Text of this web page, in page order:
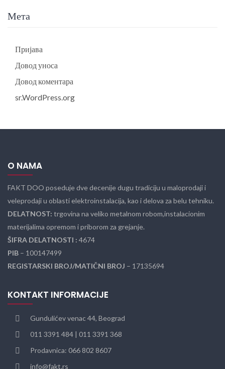
Мета
Пријава
Довод уноса
Довод коментара
sr.WordPress.org
O NAMA
FAKT DOO poseduje dve decenije dugu tradiciju u maloprodaji i
veleprodaji u oblasti elektroinstalacija, kao i delova za belu tehniku.
DELATNOST: trgovina na veliko metalnom robom,instalacionim
materijalima opremom i priborom za grejanje.
ŠIFRA DELATNOSTI : 4674
PIB – 100147499
REGISTARSKI BROJ/MATIČNI BROJ – 17135694
KONTAKT INFORMACIJE
Gundulićev venac 44, Beograd
011 3391 484 | 011 3391 368
Prodavnica: 066 802 8607
info@fakt.rs